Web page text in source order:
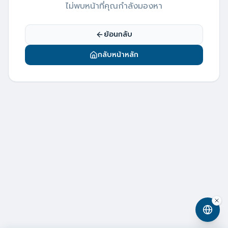
ไม่พบหน้าที่คุณกำลังมองหา
ย้อนกลับ
กลับหน้าหลัก